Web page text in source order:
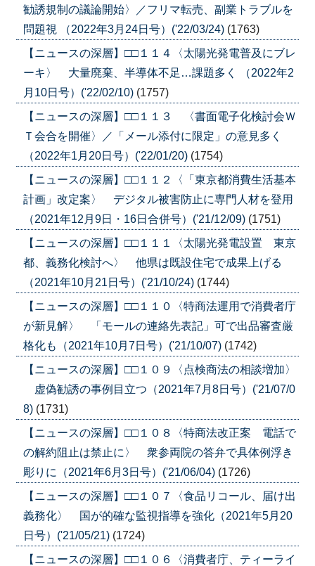
勧誘規制の議論開始〉／フリマ転売、副業トラブルを
問題視 （2022年3月24日号）('22/03/24) (1763)
【ニュースの深層】□□１１４〈太陽光発電普及にブレ
ーキ〉 大量廃棄、半導体不足…課題多く （2022年2
月10日号）('22/02/10) (1757)
【ニュースの深層】□□１１３ 〈書面電子化検討会Ｗ
Ｔ会合を開催〉／「メール添付に限定」の意見多く
（2022年1月20日号）('22/01/20) (1754)
【ニュースの深層】□□１１２〈「東京都消費生活基本
計画」改定案〉 デジタル被害防止に専門人材を登用
（2021年12月9日・16日合併号）('21/12/09) (1751)
【ニュースの深層】□□１１１〈太陽光発電設置 東京
都、義務化検討へ〉 他県は既設住宅で成果上げる
（2021年10月21日号）('21/10/24) (1744)
【ニュースの深層】□□１１０〈特商法運用で消費者庁
が新見解〉 「モールの連絡先表記」可で出品審査厳
格化も（2021年10月7日号）('21/10/07) (1742)
【ニュースの深層】□□１０９〈点検商法の相談増加〉
虚偽勧誘の事例目立つ（2021年7月8日号）('21/07/0
8) (1731)
【ニュースの深層】□□１０８〈特商法改正案 電話で
の解約阻止は禁止に〉 衆参両院の答弁で具体例浮き
彫りに（2021年6月3日号）('21/06/04) (1726)
【ニュースの深層】□□１０７〈食品リコール、届け出
義務化〉 国が的確な監視指導を強化（2021年5月20
日号）('21/05/21) (1724)
【ニュースの深層】□□１０６〈消費者庁、ティーライ